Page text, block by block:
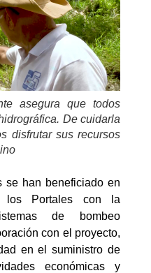
asegura que todos
De cuidarla
disfrutar sus recursos
se han beneficiado en
los Portales con la
de bombeo
con el proyecto,
en el suministro de
económicas y